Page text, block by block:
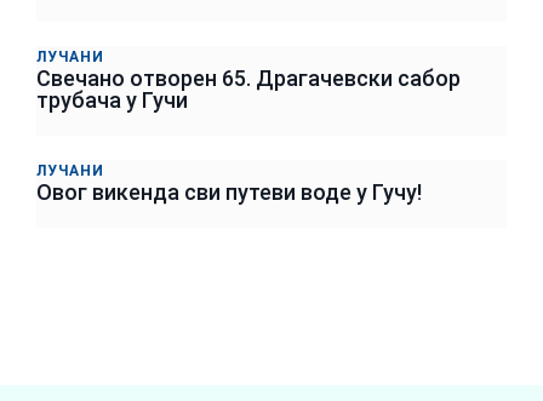
ЛУЧАНИ
Свечано отворен 65. Драгачевски сабор
трубача у Гучи
ЛУЧАНИ
Овог викенда сви путеви воде у Гучу!